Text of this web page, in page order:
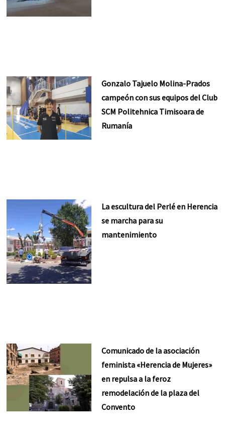
Gonzalo Tajuelo Molina-Prados
campeón con sus equipos del Club
SCM Politehnica Timisoara de
Rumanía
La escultura del Perlé en Herencia
se marcha para su
mantenimiento
Comunicado de la asociación
feminista «Herencia de Mujeres»
en repulsa a la feroz
remodelación de la plaza del
Convento